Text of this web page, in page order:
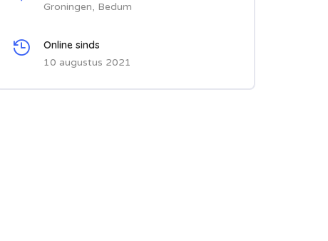
Groningen, Bedum
Online sinds
10 augustus 2021